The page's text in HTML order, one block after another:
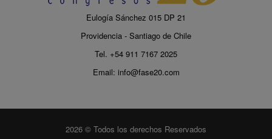
Eulogía Sánchez 015 DP 21
Providencia - Santiago de Chile
Tel. +54 911 7167 2025
Email: info@fase20.com
2026 © Todos los derechos Reservados